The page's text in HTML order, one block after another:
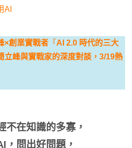
AI
×創業實戰者 「 AI 2.0 時代的三大
立峰與實戰家的深度對談，3/19熱
不在知識的多寡，
，問出好問題，